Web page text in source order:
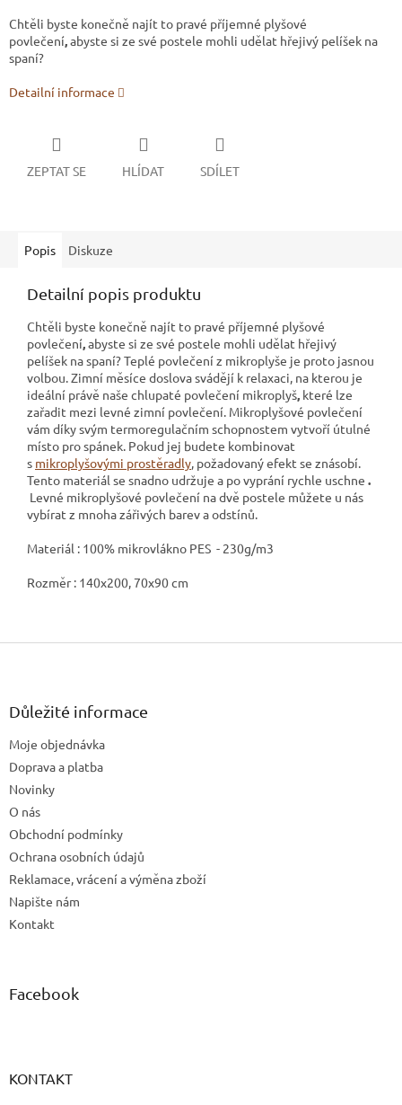
Chtěli byste konečně najít to pravé příjemné plyšové
povlečení,abyste si ze své postele mohli udělat hřejivý pelíšek na
spaní?
Detailní informace
ZEPTAT SE HLÍDAT SDÍLET
Popis Diskuze
Detailní popis produktu
Chtěli byste konečně najít to pravé příjemné plyšové
povlečení,abyste si ze své postele mohli udělat hřejivý
pelíšek na spaní? Teplé povlečení z mikroplyše je proto jasnou
volbou. Zimní měsíce doslova svádějí k relaxaci, na kterou je
ideální právě naše chlupaté povlečení mikroplyš, které lze
zařadit mezi levné zimní povlečení. Mikroplyšové povlečení
vám díky svým termoregulačním schopnostem vytvoří útulné
místo pro spánek. Pokud jej budete kombinovat
s mikroplyšovými prostěradly, požadovaný efekt se znásobí.
Tento materiál se snadno udržuje a po vyprání rychle uschne .
Levné mikroplyšové povlečení na dvě postele můžete u nás
vybírat z mnoha zářivých barev a odstínů.
Materiál : 100% mikrovlákno PES - 230g/m3
Rozměr : 140x200, 70x90 cm
Z
Důležité informace
Moje objednávka
Doprava a platba
Novinky
O nás
Obchodní podmínky
Ochrana osobních údajů
Reklamace, vrácení a výměna zboží
Napište nám
Kontakt
Facebook
KONTAKT